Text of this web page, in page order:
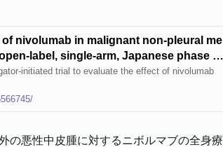
nivolumab in malignant non-pleural me
label, single-arm, Japanese phase II
initiated trial to evaluate the effect of nivolumab
の悪性中皮腫に対するニボルマブの全身